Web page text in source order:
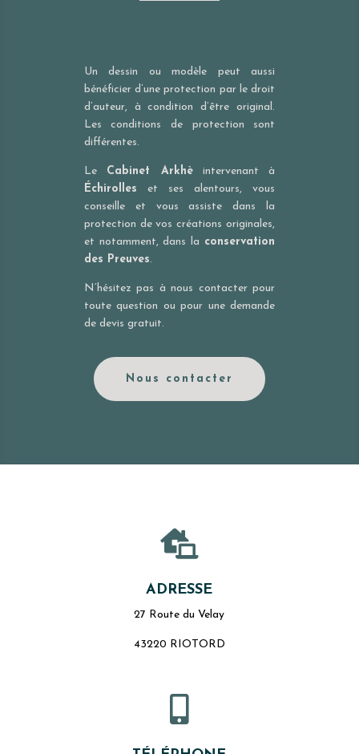
Un dessin ou modèle peut aussi
bénéficier d’une protection par le droit
d’auteur, à condition d’être original.
Les conditions de protection sont
différentes.
Le Cabinet Arkhèintervenant à
Échirolles et ses alentours, vous
conseille et vous assiste dans la
protection de vos créations originales,
et notamment, dans la conservation
des Preuves.
N’hésitez pas à nous contacter pour
toute question ou pour une demande
de devis gratuit.
Nous contacter

ADRESSE
27 Route du Velay
43220 RIOTORD
